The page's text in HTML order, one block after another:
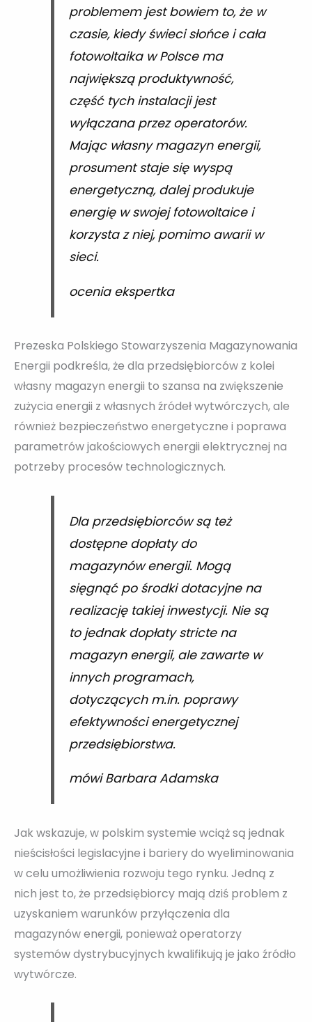
problemem jest bowiem to, że w
czasie, kiedy świeci słońce i cała
fotowoltaika w Polsce ma
największą produktywność,
część tych instalacji jest
wyłączana przez operatorów.
Mając własny magazyn energii,
prosument staje się wyspą
energetyczną, dalej produkuje
energię w swojej fotowoltaice i
korzysta z niej, pomimo awarii w
sieci.
ocenia ekspertka
Prezeska Polskiego Stowarzyszenia Magazynowania
Energii podkreśla, że dla przedsiębiorców z kolei
własny magazyn energii to szansa na zwiększenie
zużycia energii z własnych źródeł wytwórczych, ale
również bezpieczeństwo energetyczne i poprawa
parametrów jakościowych energii elektrycznej na
potrzeby procesów technologicznych.
Dla przedsiębiorców są też
dostępne dopłaty do
magazynów energii. Mogą
sięgnąć po środki dotacyjne na
realizację takiej inwestycji. Nie są
to jednak dopłaty stricte na
magazyn energii, ale zawarte w
innych programach,
dotyczących m.in. poprawy
efektywności energetycznej
przedsiębiorstwa.
mówi Barbara Adamska
Jak wskazuje, w polskim systemie wciąż są jednak
nieścisłości legislacyjne i bariery do wyeliminowania
w celu umożliwienia rozwoju tego rynku. Jedną z
nich jest to, że przedsiębiorcy mają dziś problem z
uzyskaniem warunków przyłączenia dla
magazynów energii, ponieważ operatorzy
systemów dystrybucyjnych kwalifikują je jako źródło
wytwórcze.